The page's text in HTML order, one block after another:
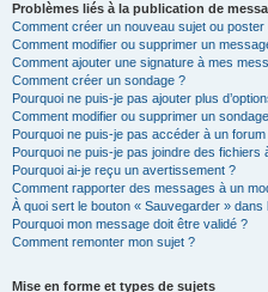
Problèmes liés à la publication de
Comment créer un nouveau sujet ou
Comment modifier ou supprimer un
Comment ajouter une signature à mes
Comment créer un sondage ?
Pourquoi ne puis-je pas ajouter plus
Comment modifier ou supprimer un
Pourquoi ne puis-je pas accéder à un forum
Pourquoi ne puis-je pas joindre des fichiers
Pourquoi ai-je reçu un avertissement ?
Comment rapporter des messages à un
À quoi sert le bouton « Sauvegarder »
Pourquoi mon message doit être validé ?
Comment remonter mon sujet ?
Mise en forme et types de sujets